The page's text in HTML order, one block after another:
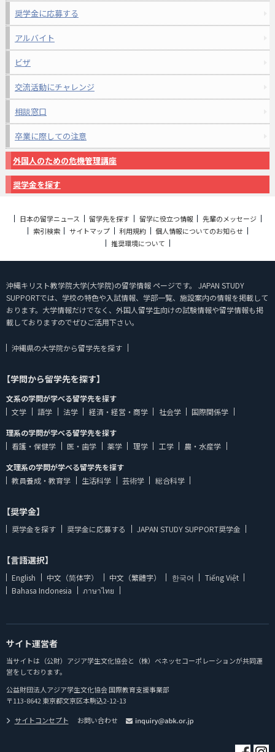
奨学金に応募する
アルバイト
ビザ
交流活動にチャレンジ
相談窓口
卒業に際しての注意
外国人のための危機管理講座
奨学金を探す
日本の留学ニュース 留学先を探す 留学に役立つ情報
先輩のメッセージ
索引検索
サイトマップ 利用規約
個人情報についてのお知らせ
推奨環境について
沖縄キリスト教学院大学(大学院)の留学情報 ページです。 JAPAN STUDY
SUPPORTでは、学校の特色や入試情報、学部一覧、施設案内の情報を掲載して
おります。大学情報だけでなく、外国人留学生向けの試験情報や留学情報も掲
載しておりますのでぜひご活用下さい。
沖縄県の大学院から留学先を探す
【学問から留学先を探す】
文系の学問が学べる留学先を探す
文学
語学 法学 経済・経営・商学 社会学
国際関係学
理系の学問が学べる留学先を探す
看護・保健学
医・歯学 薬学 理学 工学
農・水産学
文理系の学問が学べる留学先を探す
教員養成・教育学
生活科学 芸術学 総合科学
【奨学金】
奨学金を探す 奨学金に応募する JAPAN STUDY SUPPORT奨学金
【言語選択】
English 中文（简体字） 中文（繁體字） 한국어
Tiếng Việt
Bahasa Indonesia
ภาษาไทย
サイト運営者
当サイトは（公財）アジア学生文化協会と（株）ベネッセコーポレーションが共同運
営をしております。
公益財団法人アジア学生文化協会 国際教育支援事業部
〒113-8642 東京都文京区本駒込2-12-13
サイトコンセプト
お問い合わせ